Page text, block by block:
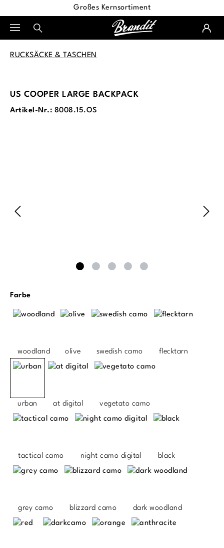
Großes Kernsortiment
RUCKSÄCKE & TASCHEN
US COOPER LARGE BACKPACK
Artikel-Nr.: 8008.15.OS
Farbeauswählen
woodland olive swedish camo flecktarn
urban at digital vegetato camo
tactical camo night camo digital black
grey camo blizzard camo dark woodland